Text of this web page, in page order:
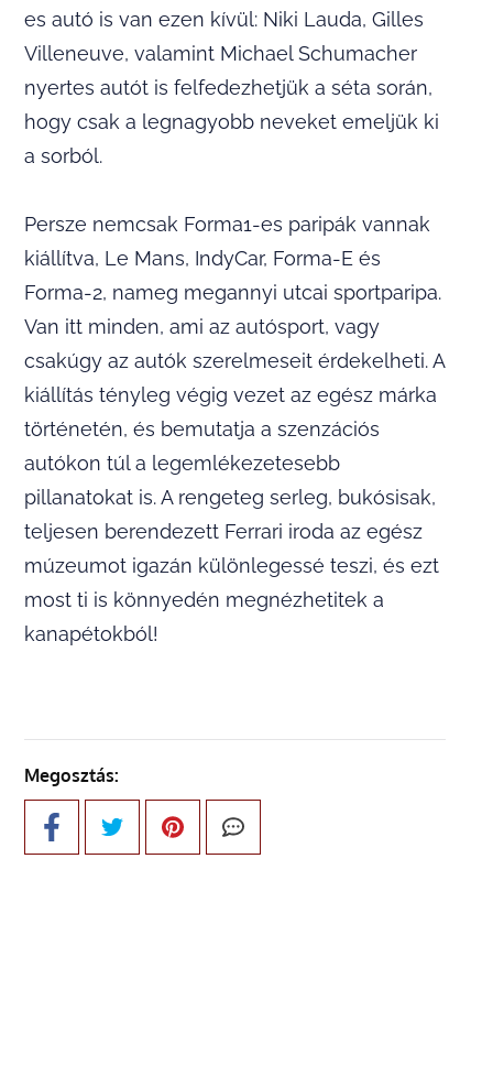
es autó is van ezen kívül: Niki Lauda, Gilles
Villeneuve, valamint Michael Schumacher
nyertes autót is felfedezhetjük a séta során,
hogy csak a legnagyobb neveket emeljük ki
a sorból.
Persze nemcsak Forma1-es paripák vannak
kiállítva, Le Mans, IndyCar, Forma-E és
Forma-2, nameg megannyi utcai sportparipa.
Van itt minden, ami az autósport, vagy
csakúgy az autók szerelmeseit érdekelheti. A
kiállítás tényleg végig vezet az egész márka
történetén, és bemutatja a szenzációs
autókon túl a legemlékezetesebb
pillanatokat is. A rengeteg serleg, bukósisak,
teljesen berendezett Ferrari iroda az egész
múzeumot igazán különlegessé teszi, és ezt
most ti is könnyedén megnézhetitek a
kanapétokból!
Megosztás: